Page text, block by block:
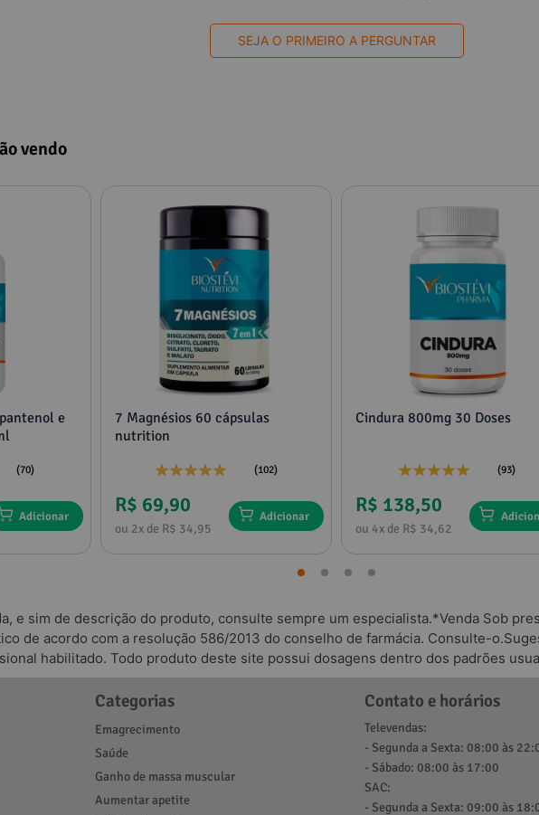
SEJA O PRIMEIRO A PERGUNTAR
vendo
e
(70)
Adicionar
7 Magnésios 60 cápsulas
nutrition
(102)
R$ 69,90
ou 2x de R$ 34,95
Adicionar
Cindura 800mg 30 Doses
(93)
R$ 138,50
ou 4x de R$ 34,62
e sim de descrição do produto, consulte sempre um especialista.*Venda Sob
de acordo com a resolução 586/2013 do conselho de farmácia. Consulte-
habilitado. Todo produto deste site possui dosagens dentro dos padrões
Categorias
Emagrecimento
Saúde
Ganho de massa muscular
Aumentar apetite
Contato e horários
Televendas:
- Segunda a Sexta: 08:00 às
- Sábado: 08:00 às 17:00
SAC:
- Segunda a Sexta: 09:00 às